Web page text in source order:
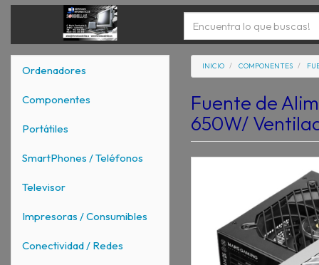
Ordenadores
Componentes
Portátiles
SmartPhones / Teléfonos
Televisor
Impresoras / Consumibles
Conectividad / Redes
INICIO COMPONENTES
Fuente de
650W/